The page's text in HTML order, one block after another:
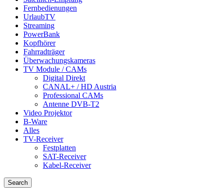
Fernbedienungen
UrlaubTV
Streaming
PowerBank
Kopfhörer
Fahrradträger
Überwachungskameras
TV Module / CAMs
Digital Direkt
CANAL+ / HD Austria
Professional CAMs
Antenne DVB-T2
Video Projektor
B-Ware
Alles
TV-Receiver
Festplatten
SAT-Receiver
Kabel-Receiver
Search